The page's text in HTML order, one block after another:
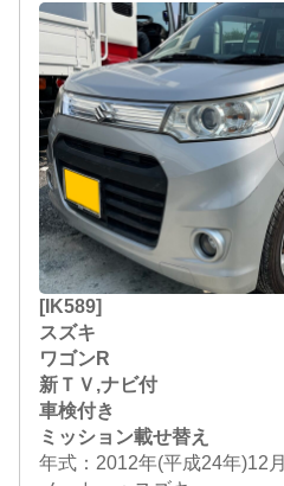
[IK589]
スズキ
ワゴンR
新ＴＶ,ナビ付
車検付き
ミッション載せ替え
年式：2012年(平成24年)12月